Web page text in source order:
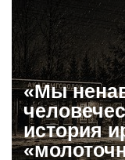
«Мы
история